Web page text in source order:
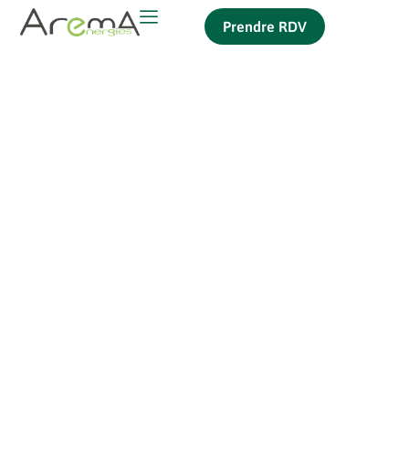
Prendre RDV